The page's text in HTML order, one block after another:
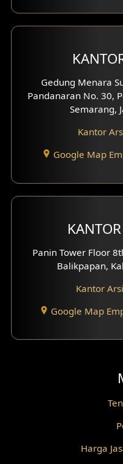
Desain Rumah
Desain Rumah
Desain Rumah
Desain Toilet
Desain Kanopi
Desain Gazebo
Desain Pantry
Desain Koridor
Desain Mini
Desain Wallpanel
Desain
Gedung Menara
Pandanaran No. 30,
Semarang,
Kantor
Google Map
Panin Tower Floor
Balikpapan,
Kantor
Google Map
Harga